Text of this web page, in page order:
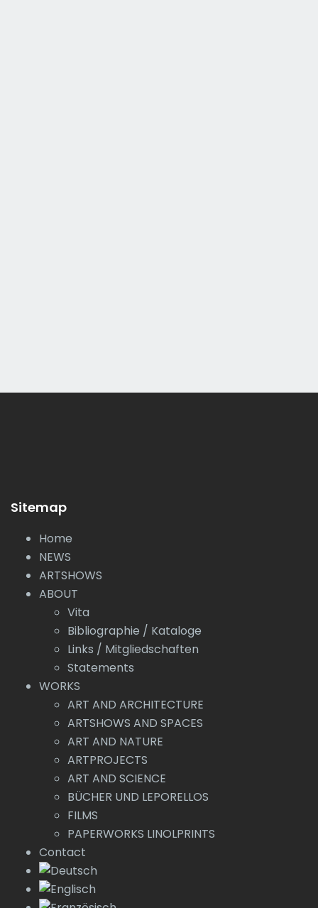
Sitemap
Home
NEWS
ARTSHOWS
ABOUT
Vita
Bibliographie / Kataloge
Links / Mitgliedschaften
Statements
WORKS
ART AND ARCHITECTURE
ARTSHOWS AND SPACES
ART AND NATURE
ARTPROJECTS
ART AND SCIENCE
BÜCHER UND LEPORELLOS
FILMS
PAPERWORKS LINOLPRINTS
Contact